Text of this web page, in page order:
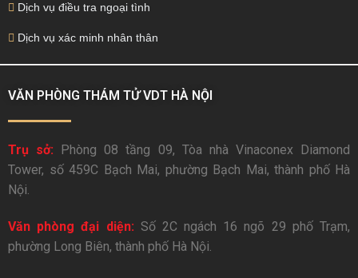
Dịch vụ điều tra ngoại tình
Dịch vụ xác minh nhân thân
VĂN PHÒNG THÁM TỬ VDT HÀ NỘI
Trụ sở: Phòng 08 tầng 09, Tòa nhà Vinaconex Diamond
Tower, số 459C Bạch Mai, phường Bạch Mai, thành phố Hà
Nội.
Văn phòng đại diện: Số 2C ngách 16 ngõ 29 phố Trạm,
phường Long Biên, thành phố Hà Nội.